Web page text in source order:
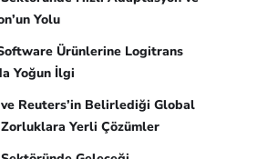
Yolu
Ürünlerine Logitrans
Yoğun İlgi
Reuters’in Belirlediği Global
Yerli Çözümler